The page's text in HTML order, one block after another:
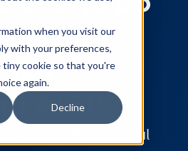
when you visit our
with your preferences,
cookie so that you're
again.
Decline
en
ALEP
de asistir al